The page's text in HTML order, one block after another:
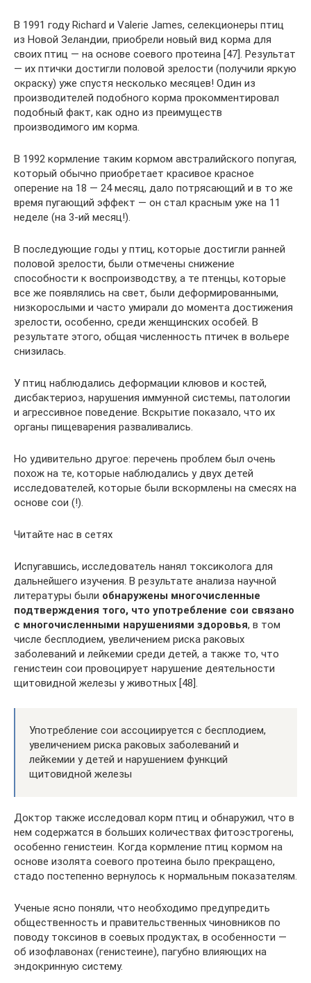
В 1991 году Richard и Valerie James, селекционеры птиц
из Новой Зеландии, приобрели новый вид корма для
своих птиц — на основе соевого протеина [47]. Результат
— их птички достигли половой зрелости (получили яркую
окраску) уже спустя несколько месяцев! Один из
производителей подобного корма прокомментировал
подобный факт, как одно из преимуществ
производимого им корма.
В 1992 кормление таким кормом австралийского попугая,
который обычно приобретает красивое красное
оперение на 18 — 24 месяц, дало потрясающий и в то же
время пугающий эффект — он стал красным уже на 11
неделе (на 3-ий месяц!).
В последующие годы у птиц, которые достигли ранней
половой зрелости, были отмечены снижение
способности к воспроизводству, а те птенцы, которые
все же появлялись на свет, были деформированными,
низкорослыми и часто умирали до момента достижения
зрелости, особенно, среди женщинских особей. В
результате этого, общая численность птичек в вольере
снизилась.
У птиц наблюдались деформации клювов и костей,
дисбактериоз, нарушения иммунной системы, патологии
и агрессивное поведение. Вскрытие показало, что их
органы пищеварения разваливались.
Но удивительно другое: перечень проблем был очень
похож на те, которые наблюдались у двух детей
исследователей, которые были вскормлены на смесях на
основе сои (!).
Читайте нас в сетях
Испугавшись, исследователь нанял токсиколога для
дальнейшего изучения. В результате анализа научной
литературы были обнаружены многочисленные
подтверждения того, что употребление сои связано
с многочисленными нарушениями здоровья, в том
числе бесплодием, увеличением риска раковых
заболеваний и лейкемии среди детей, а также то, что
генистеин сои провоцирует нарушение деятельности
щитовидной железы у животных [48].
Употребление сои ассоциируется с бесплодием,
увеличением риска раковых заболеваний и
лейкемии у детей и нарушением функций
щитовидной железы
Доктор также исследовал корм птиц и обнаружил, что в
нем содержатся в больших количествах фитоэстрогены,
особенно генистеин. Когда кормление птиц кормом на
основе изолята соевого протеина было прекращено,
стадо постепенно вернулось к нормальным показателям.
Ученые ясно поняли, что необходимо предупредить
общественность и правительственных чиновников по
поводу токсинов в соевых продуктах, в особенности —
об изофлавонах (генистеине), пагубно влияющих на
эндокринную систему.